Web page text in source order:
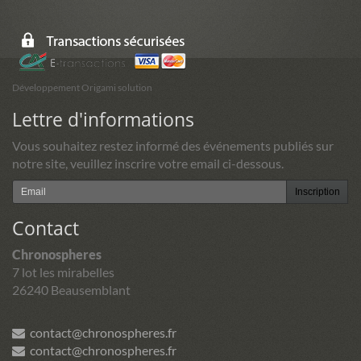
Trail terres de Sommières
Triathlon du Val de Drôme en Biovallée 2026
27/09/2026
Triathlon de l’Etang 2026
a Nocturne de Nîmes 2026
02/10/2026
DUO NOCTURNE DES CLAPAS 2026
10/10/2026
Développement Origami solution
Lettre d'informations
Vous souhaitez restez informé des événements publiés sur
notre site, veuillez inscrire votre email ci-dessous.
Inscription
Contact
Chronospheres
7 lot les mirabelles
26240 Beausemblant
contact@chronospheres.fr
contact@chronospheres.fr